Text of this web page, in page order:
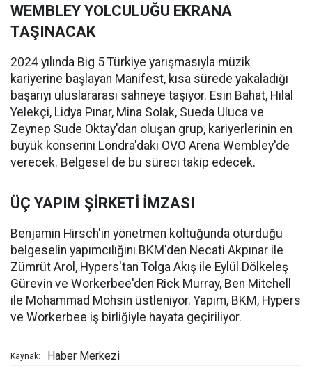
WEMBLEY YOLCULUĞU EKRANA
TAŞINACAK
2024 yılında Big 5 Türkiye yarışmasıyla müzik
kariyerine başlayan Manifest, kısa sürede yakaladığı
başarıyı uluslararası sahneye taşıyor. Esin Bahat, Hilal
Yelekçi, Lidya Pınar, Mina Solak, Sueda Uluca ve
Zeynep Sude Oktay'dan oluşan grup, kariyerlerinin en
büyük konserini Londra'daki OVO Arena Wembley'de
verecek. Belgesel de bu süreci takip edecek.
ÜÇ YAPIM ŞİRKETİ İMZASI
Benjamin Hirsch'in yönetmen koltuğunda oturduğu
belgeselin yapımcılığını BKM'den Necati Akpınar ile
Zümrüt Arol, Hypers'tan Tolga Akış ile Eylül Dölkeleş
Gürevin ve Workerbee'den Rick Murray, Ben Mitchell
ile Mohammad Mohsin üstleniyor. Yapım, BKM, Hypers
ve Workerbee iş birliğiyle hayata geçiriliyor.
Kaynak: Haber Merkezi